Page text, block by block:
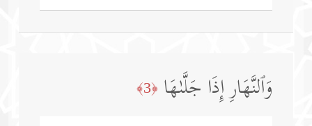
وَٱلنَّهَارِ إِذَا جَلَّىٰهَا ﴿3﴾